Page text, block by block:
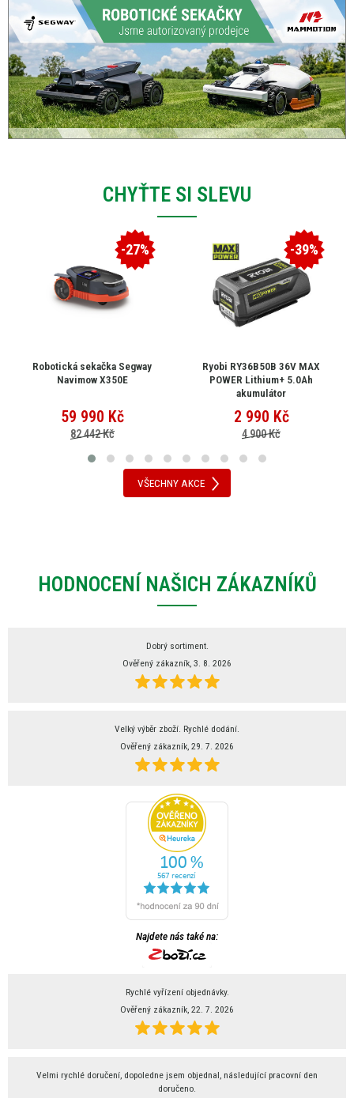
CHYŤTE SI SLEVU
-27%
Robotická sekačka Segway
Navimow X350E
59 990 Kč
82 442 Kč
-39%
Ryobi RY36B50B 36V MAX
POWER Lithium+ 5.0Ah
akumulátor
2 990 Kč
4 900 Kč
VŠECHNY AKCE
HODNOCENÍ NAŠICH ZÁKAZNÍKŮ
Dobrý sortiment.
Ověřený zákazník, 3. 8. 2026
Velký výběr zboží. Rychlé dodání.
Ověřený zákazník, 29. 7. 2026
Najdete nás také na:
Rychlé vyřízení objednávky.
Ověřený zákazník, 22. 7. 2026
Velmi rychlé doručení, dopoledne jsem objednal, následující pracovní den
doručeno.